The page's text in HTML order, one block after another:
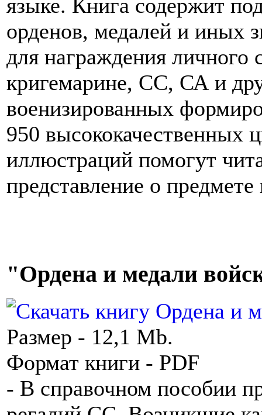
языке. Книга содержит
орденов, медалей и иных
для награждения личного
кригемарине, СС, СА и
военизированных
950 высококачественных
иллюстраций помогут
представление о предмете
"Ордена и медали
Размер - 12,1 Mb.
Формат книги - PDF
- В справочном пособии